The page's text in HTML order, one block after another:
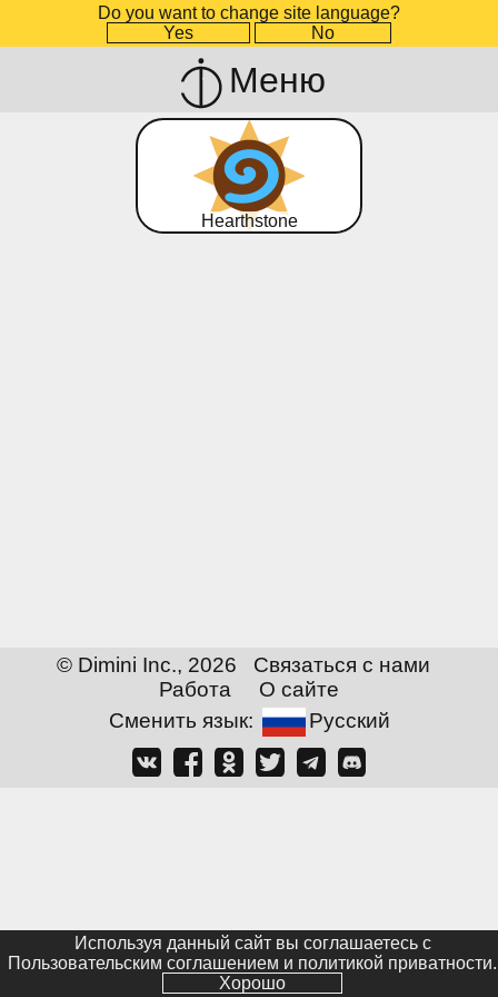
Do you want to change site language?
Yes
No
Используя данный сайт вы соглашаетесь с
Пользовательским соглашением и политикой приватности.
Хорошо
Меню
Hearthstone
© Dimini Inc., 2026
Связаться с нами
Работа
О сайте
Сменить язык:
Русский